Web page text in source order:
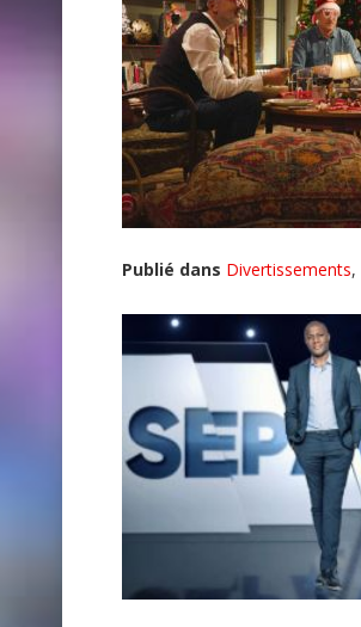
Publié dans Divertissements,